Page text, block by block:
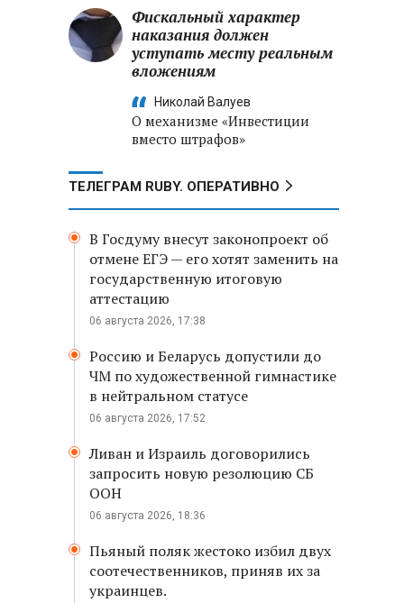
Фискальный характер
наказания должен
уступать месту реальным
вложениям
Николай Валуев
О механизме «Инвестиции
вместо штрафов»
ТЕЛЕГРАМ RUBY. ОПЕРАТИВНО
В Госдуму внесут законопроект об
отмене ЕГЭ — его хотят заменить на
государственную итоговую
аттестацию
06 августа 2026, 17:38
Россию и Беларусь допустили до
ЧМ по художественной гимнастике
в нейтральном статусе
06 августа 2026, 17:52
Ливан и Израиль договорились
запросить новую резолюцию СБ
ООН
06 августа 2026, 18:36
Пьяный поляк жестоко избил двух
соотечественников, приняв их за
украинцев.